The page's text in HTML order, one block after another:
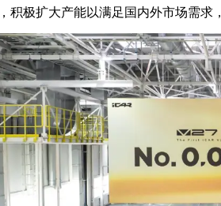
积极扩大产能以满足国内外市场需求